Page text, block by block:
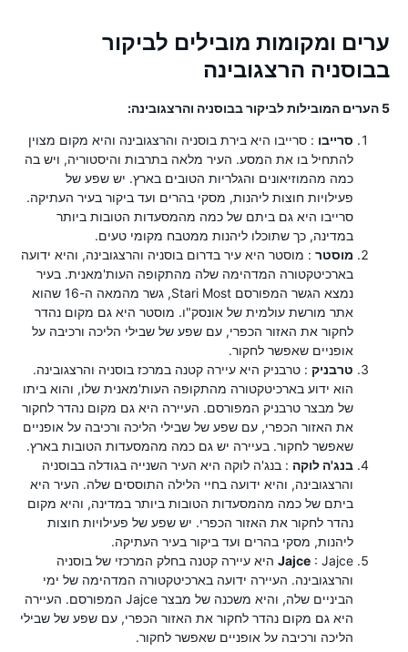
ערים ומקומות מובילים לביקור
בבוסניה הרצגובינה
5 הערים המובילות לביקור בבוסניה והרצגובינה:
סרייבו : סרייבו היא בירת בוסניה והרצגובינה והיא מקום מצוין
להתחיל בו את המסע. העיר מלאה בתרבות והיסטוריה, ויש בה
כמה מהמוזיאונים והגלריות הטובים בארץ. יש שפע של
פעילויות חוצות ליהנות, מסקי בהרים ועד ביקור בעיר העתיקה.
סרייבו היא גם ביתם של כמה מהמסעדות הטובות ביותר
במדינה, כך שתוכלו ליהנות ממטבח מקומי טעים.
מוסטר : מוסטר היא עיר בדרום בוסניה והרצגובינה, והיא ידועה
בארכיטקטורה המדהימה שלה מהתקופה העות'מאנית. בעיר
נמצא הגשר המפורסם Stari Most, גשר מהמאה ה-16 שהוא
אתר מורשת עולמית של אונסק"ו. מוסטר היא גם מקום נהדר
לחקור את האזור הכפרי, עם שפע של שבילי הליכה ורכיבה על
אופניים שאפשר לחקור.
טרבניק : טרבניק היא עיירה קטנה במרכז בוסניה והרצגובינה.
הוא ידוע בארכיטקטורה מהתקופה העות'מאנית שלו, והוא ביתו
של מבצר טרבניק המפורסם. העיירה היא גם מקום נהדר לחקור
את האזור הכפרי, עם שפע של שבילי הליכה ורכיבה על אופניים
שאפשר לחקור. בעיירה יש גם כמה מהמסעדות הטובות בארץ.
בנג'ה לוקה : בנג'ה לוקה היא העיר השנייה בגודלה בבוסניה
והרצגובינה, והיא ידועה בחיי הלילה התוססים שלה. העיר היא
ביתם של כמה מהמסעדות הטובות ביותר במדינה, והיא מקום
נהדר לחקור את האזור הכפרי. יש שפע של פעילויות חוצות
ליהנות, מסקי בהרים ועד ביקור בעיר העתיקה.
Jajce : Jajce היא עיירה קטנה בחלק המרכזי של בוסניה
והרצגובינה. העיירה ידועה בארכיטקטורה המדהימה של ימי
הביניים שלה, והיא משכנה של מבצר Jajce המפורסם. העיירה
היא גם מקום נהדר לחקור את האזור הכפרי, עם שפע של שבילי
הליכה ורכיבה על אופניים שאפשר לחקור.